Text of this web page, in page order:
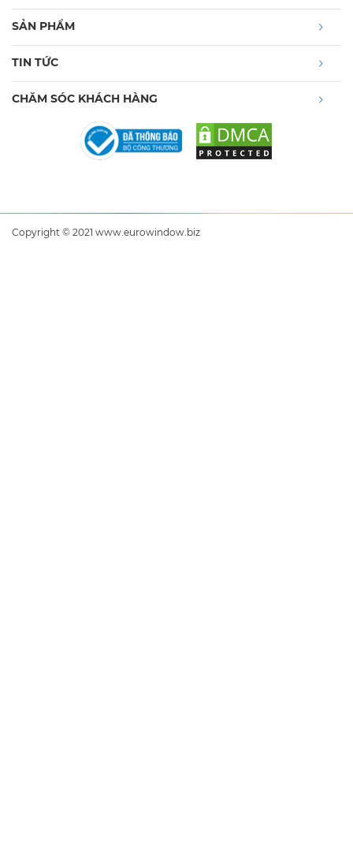
SẢN PHẨM
TIN TỨC
CHĂM SÓC KHÁCH HÀNG
Copyright © 2021 www.eurowindow.biz